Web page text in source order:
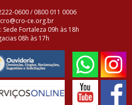
0600 / 0800 011 0006
cro@cro-ce.org.br
Sede Fortaleza 09h às 18h
08h às 17h